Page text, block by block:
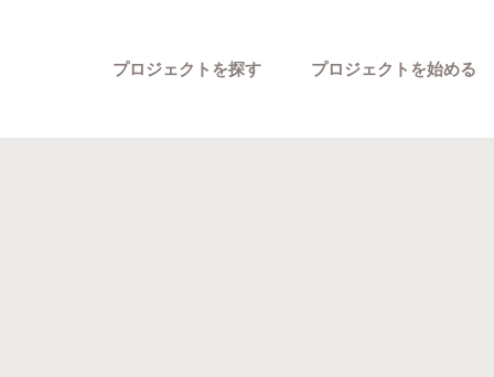
プロジェクトを探す プロジェクトを始める